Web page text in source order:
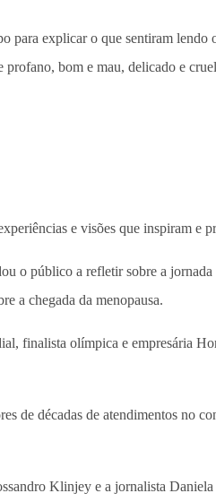
para explicar o que sentiram
bom e mau, delicado e
e visões que inspiram e
o público a refletir sobre a
a chegada da menopausa.
finalista olímpica e empresária
de décadas de atendimentos no
Klinjey e a jornalista